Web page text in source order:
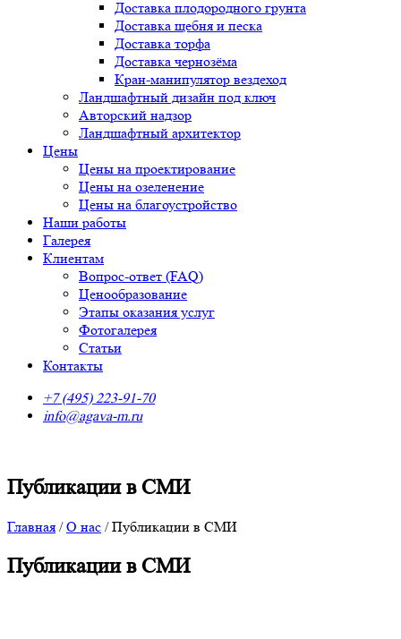
Доставка плодородного грунта
Доставка щебня и песка
Доставка торфа
Доставка чернозёма
Кран-манипулятор вездеход
Ландшафтный дизайн под ключ
Авторский надзор
Ландшафтный архитектор
Цены
Цены на проектирование
Цены на озеленение
Цены на благоустройство
Наши работы
Галерея
Клиентам
Вопрос-ответ (FAQ)
Ценообразование
Этапы оказания услуг
Фотогалерея
Статьи
Контакты
+7 (495) 223-91-70
info@agava-m.ru
Публикации в СМИ
Главная /О нас /Публикации в СМИ
Публикации в СМИ